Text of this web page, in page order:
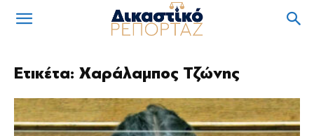
Ετικέτα: Χαράλαμπος Τζώνης